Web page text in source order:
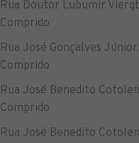
Rua Doutor Lubumir
Comprido
Rua José Gonçalves
Comprido
Rua José Benedito
Comprido
Rua José Benedito